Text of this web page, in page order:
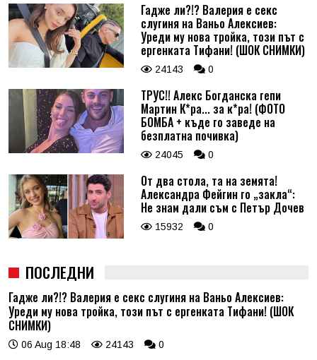
Гадже ли?!? Валерия е секс
слугиня на Ваньо Алексиев:
Уреди му нова тройка, този път с
ергенката Тифани! (ШОК СНИМКИ)
24143 0
ТРУС!! Алекс Богданска гепи
Мартин К*ра... за к*ра! (ФОТО
БОМБА + къде го заведе на
безплатна почивка)
24045 0
От два стола, та на земята!
Александра Фейгин го „закла“:
Не знам дали съм с Петър Дочев
15932 0
ПОСЛЕДНИ
Гадже ли?!? Валерия е секс слугиня на Ваньо Алексиев:
Уреди му нова тройка, този път с ергенката Тифани! (ШОК
СНИМКИ)
06 Aug 18:48 24143 0